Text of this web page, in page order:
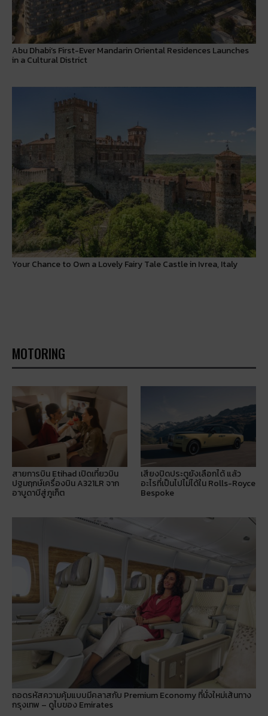
Abu Dhabi’s First-Ever Mandarin Oriental Residences Launches
in a Cultural District
Your Chance to Own a Lovely Fairy Tale Castle in Ivrea, Italy
MOTORING
สายการบิน Etihad เปิดเที่ยวบิน
ปฐมฤกษ์เครื่องบิน A321LR จาก
อาบูดาบีสู่ภูเก็ต
เสียงปิดประตูยังเลือกได้ แล้ว
อะไรที่เป็นไปไม่ได้ใน Rolls-Royce
Bespoke
ถอดรหัสความคุ้มแบบมีคลาสกับ Premium Economy ที่นั่งใหม่เส้นทาง
กรุงเทพ – ดูไบของ Emirates